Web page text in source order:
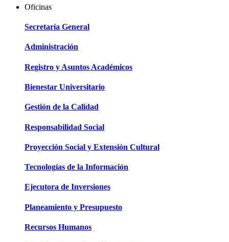
Oficinas
Secretaría General
Administración
Registro y Asuntos Académicos
Bienestar Universitario
Gestión de la Calidad
Responsabilidad Social
Proyección Social y Extensión Cultural
Tecnologías de la Información
Ejecutora de Inversiones
Planeamiento y Presupuesto
Recursos Humanos